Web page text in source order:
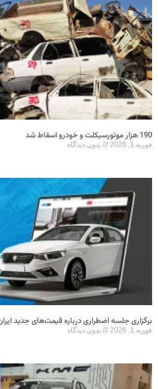
190 هزار موتورسیکلت و خودرو اسقاط شد
فوریه 1, 2026 بدون دیدگاه
برگزاری جلسه اضطراری درباره قیمت‌های جدید
فوریه 1, 2026 بدون دیدگاه